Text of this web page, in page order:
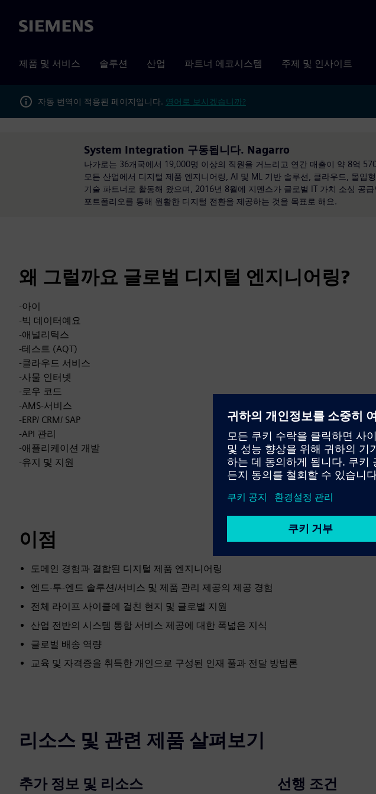
Siemens
제품 및 서비스 솔루션 산업 파트너 에코시스템 주제 및 인사이트
자동 번역이 적용된 페이지입니다. 영어로 보시겠습니까?
System Integration 구동됩니다. Nagarro
나가로는 36개국에서 19,000명 이상의 직원을 거느리고 연간 매출이 약 8억
모든 산업에서 디지털 제품 엔지니어링, AI 및 ML 기반 솔루션, 클라우드, 몰입
기술 파트너로 활동해 왔으며, 2016년 8월에 지멘스가 글로벌 IT 가치 소싱 공
포트폴리오를 통해 원활한 디지털 전환을 제공하는 것을 목표로 해요.
왜 그럴까요 글로벌 디지털 엔지니어링?
-아이
-빅 데이터예요
-애널리틱스
-테스트 (AQT)
-클라우드 서비스
-사물 인터넷
-로우 코드
-AMS-서비스
-ERP/ CRM/ SAP
-API 관리
-애플리케이션 개발
-유지 및 지원
이점
도메인 경험과 결합된 디지털 제품 엔지니어링
엔드-투-엔드 솔루션/서비스 및 제품 관리 제공의 제공 경험
전체 라이프 사이클에 걸친 현지 및 글로벌 지원
산업 전반의 시스템 통합 서비스 제공에 대한 폭넓은 지식
글로벌 배송 역량
교육 및 자격증을 취득한 개인으로 구성된 인재 풀과 전달 방법론
리소스 및 관련 제품 살펴보기
추가 정보 및 리소스 선행 조건